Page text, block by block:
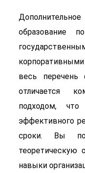
образование
весь перечень
отличается
подходом, что
эффективного
сроки. Вы
теоретическую
навыки